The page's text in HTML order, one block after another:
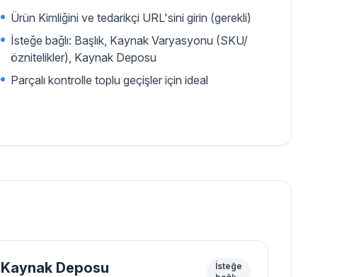
Ürün Kimliğini ve tedarikçi URL'sini girin (gerekli)
İsteğe bağlı: Başlık, Kaynak Varyasyonu (SKU/
öznitelikler), Kaynak Deposu
Parçalı kontrolle toplu geçişler için ideal
Kaynak Deposu
İsteğe